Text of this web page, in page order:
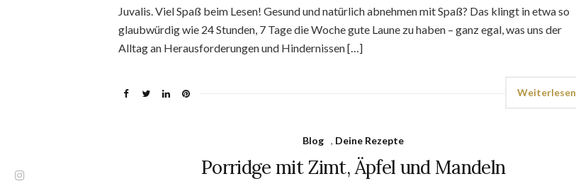
Juvalis. Viel Spaß beim Lesen! Gesund und natürlich abnehmen mit Spaß? Das klingt in etwa so
glaubwürdig wie 24 Stunden, 7 Tage die Woche gute Laune zu haben – ganz egal, was uns der
Alltag an Herausforderungen und Hindernissen […]
Weiterlesen
Blog , Deine Rezepte
Porridge mit Zimt, Äpfel und Mandeln